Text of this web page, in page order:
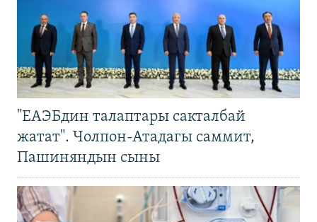
"ЕАЭБдин талаптары сакталбай
жатат". Чолпон-Атадагы саммит,
Пашиняндын сыны